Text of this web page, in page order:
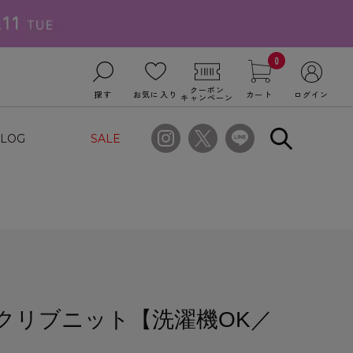
探す お気に入り クーポン
キャンペーン
0
カート ログイン
SALE
リブニット【洗濯機OK／